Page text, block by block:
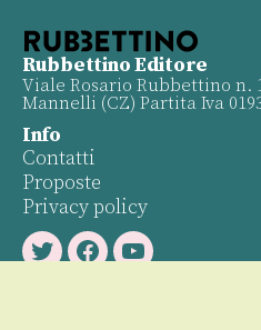
Rubbettino Editore
Viale Rosario Rubbettino n.
Mannelli (CZ) Partita Iva
Info
Contatti
Proposte
Privacy policy
TwitterFacebookYoutube